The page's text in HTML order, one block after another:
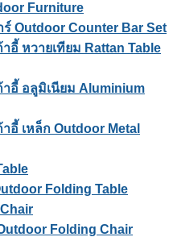
Furniture
ร์ Outdoor Counter Bar Set
อี้ หวายเทียม Rattan Table
าอี้ อลูมิเนียม Aluminium
อี้ เหล็ก Outdoor Metal
Folding Table
Folding Chair